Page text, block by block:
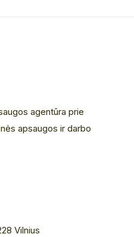
agentūra prie
apsaugos ir darbo
Vilnius